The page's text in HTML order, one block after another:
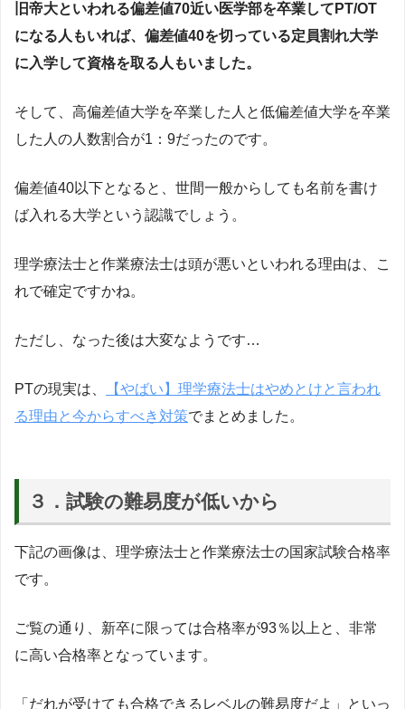
旧帝大といわれる偏差値70近い医学部を卒業してPT/OT
になる人もいれば、偏差値40を切っている定員割れ大学
に入学して資格を取る人もいました。
そして、高偏差値大学を卒業した人と低偏差値大学を卒業
した人の人数割合が1：9だったのです。
偏差値40以下となると、世間一般からしても名前を書け
ば入れる大学という認識でしょう。
理学療法士と作業療法士は頭が悪いといわれる理由は、こ
れで確定ですかね。
ただし、なった後は大変なようです…
PTの現実は、
【やばい】理学療法士はやめとけと言われ
る理由と今からすべき対策でまとめました。
３．試験の難易度が低いから
下記の画像は、理学療法士と作業療法士の国家試験合格率
です。
ご覧の通り、新卒に限っては合格率が93％以上と、非常
に高い合格率となっています。
「だれが受けても合格できるレベルの難易度だよ」といっ